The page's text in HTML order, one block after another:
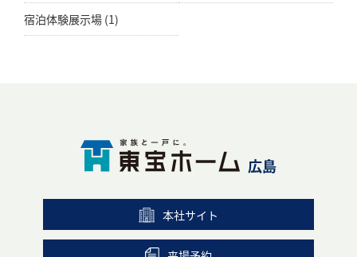
宿泊体験展示場 (1)
広島
本社サイト